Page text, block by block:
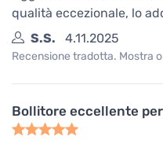
qualità eccezionale, lo
S.S.
4.11.2025
Recensione tradotta. Mostra
Bollitore eccellente